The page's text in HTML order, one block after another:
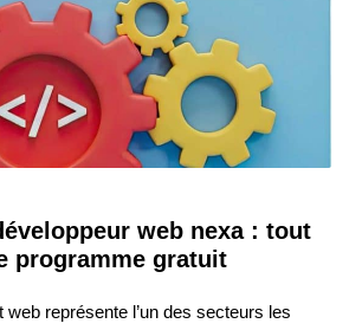
web nexa : tout
programme gratuit
web représente l’un des secteurs les